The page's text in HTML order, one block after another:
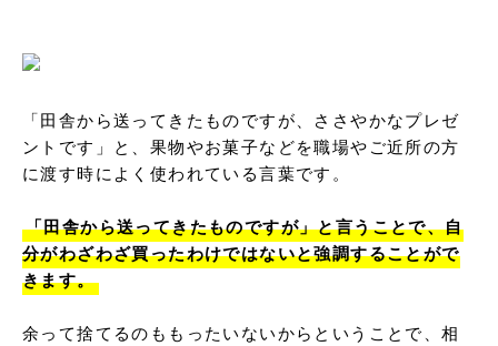
「田舎から送ってきたものですが、ささやかなプレゼ
ントです」と、果物やお菓子などを職場やご近所の方
に渡す時によく使われている言葉です。
「田舎から送ってきたものですが」と言うことで、自
分がわざわざ買ったわけではないと強調することがで
きます。
余って捨てるのももったいないからということで、相